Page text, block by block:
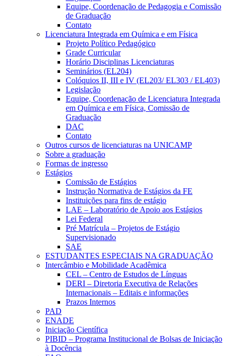
Equipe, Coordenação de Pedagogia e Comissão
de Graduação
Contato
Licenciatura Integrada em Química e em Física
Projeto Político Pedagógico
Grade Curricular
Horário Disciplinas Licenciaturas
Seminários (EL204)
Colóquios II, III e IV (EL203/ EL303 / EL403)
Legislação
Equipe, Coordenação de Licenciatura Integrada
em Química e em Física, Comissão de
Graduação
DAC
Contato
Outros cursos de licenciaturas na UNICAMP
Sobre a graduação
Formas de ingresso
Estágios
Comissão de Estágios
Instrução Normativa de Estágios da FE
Instituições para fins de estágio
LAE – Laboratório de Apoio aos Estágios
Lei Federal
Pré Matrícula – Projetos de Estágio
Supervisionado
SAE
ESTUDANTES ESPECIAIS NA GRADUAÇÃO
Intercâmbio e Mobilidade Acadêmica
CEL – Centro de Estudos de Línguas
DERI – Diretoria Executiva de Relações
Internacionais – Editais e informações
Prazos Internos
PAD
ENADE
Iniciação Científica
PIBID – Programa Institucional de Bolsas de Iniciação
à Docência